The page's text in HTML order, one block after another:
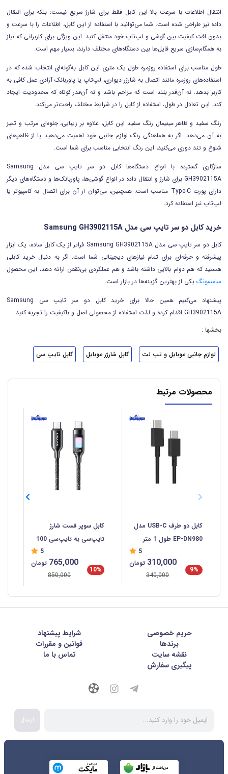
انتقال اطلاعات با سرعت بالا این کابل فقط برای شارژ سریع نیست؛ بلکه برای انتقال
داده نیز طراحی شده است. شما می‌توانید با استفاده از این کابل، اطلاعات را با سرعت و
بدون افت کیفیت بین گوشی و لپ‌تاپ خود منتقل کنید. این ویژگی برای کاربرانی که نیاز
به همگام‌سازی سریع فایل‌ها بین دستگاه‌های مختلف دارند، بسیار مهم است.
طول مناسب برای استفاده روزمره طول یک متری این کابل به‌گونه‌ای انتخاب شده که در
استفاده‌های روزمره مانند اتصال به شارژر دیواری، لپ‌تاپ یا پاوربانک آزادی عمل کافی به
کاربر بدهد. نه آن‌قدر بلند است که مزاحم باشد و نه آن‌قدر کوتاه که محدودیت ایجاد
کند. این تعادل در طول، استفاده از کابل را در شرایط مختلف راحت‌تر می‌کند.
رنگ سفید و ظاهر مینیمال رنگ سفید این کابل، علاوه بر زیبایی، جلوه‌ای مرتب و تمیز
به آن می‌دهد. اگر به هماهنگی رنگ لوازم جانبی خود اهمیت می‌دهید یا از ظاهرهای
شلوغ و تند دوری می‌کنید، این رنگ انتخابی مناسب برای شما است.
سازگاری گسترده با انواع دستگاه‌ها کابل دو سر تایپ سی مدل Samsung
GH3902115A برای شارژ و انتقال داده در انواع گوشی‌ها، پاوربانک‌ها و دستگاه‌های دیگر
دارای پورت Type-C مناسب است. همچنین، می‌توان از آن برای اتصال به کامپیوتر یا
لپ‌تاپ نیز استفاده کرد.
خرید کابل دو سر تایپ سی مدل Samsung GH3902115A
کابل دو سر تایپ سی مدل Samsung GH3902115A فراتر از یک کابل ساده، یک ابزار
پیشرفته و حرفه‌ای برای تمام نیازهای دیجیتالی شما است. اگر به‎ دنبال خرید کابلی
هستید که هم دوام بالایی داشته باشد و هم عملکردی بی‌نقص ارائه دهد، این محصول
سامسونگیکی از بهترین گزینه‌ها در بازار است.
پیشنهاد می‌کنیم همین حالا برای خرید کابل دو سر تایپ سی Samsung
GH3902115A اقدام کرده و لذت استفاده از محصولی اصل و باکیفیت را تجربه کنید.
بخشها :
لوازم جانبی موبایل و تب لت کابل شارژر موبایل کابل تایپ سی
محصولات مرتبط
کابل دو طرف USB-C مدل
EP-DN980 طول 1 متر
5
9%
310,000 تومان
340,000
کابل سوپر فست شارژ
تایپ‌سی به تایپ‌سی 100
SJ750
5
10%
765,000 تومان
850,000
حریم خصوصی
شرايط پيشنهاد
برندها
قوانین و مقررات
نقشه سایت
تماس با ما
پیگیری سفارش
ارسال